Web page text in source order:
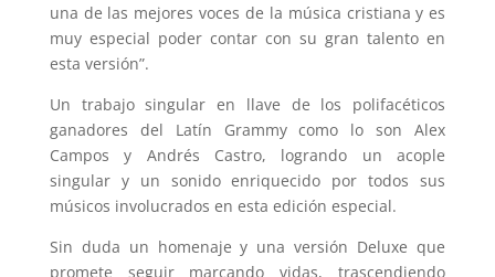
una de las mejores voces de la música cristiana y es
muy especial poder contar con su gran talento en
esta versión”.
Un trabajo singular en llave de los polifacéticos
ganadores del Latín Grammy como lo son Alex
Campos y Andrés Castro, logrando un acople
singular y un sonido enriquecido por todos sus
músicos involucrados en esta edición especial.
Sin duda un homenaje y una versión Deluxe que
promete seguir marcando vidas, trascendiendo